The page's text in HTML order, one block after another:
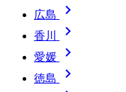
広島 
香川 
愛媛 
徳島 